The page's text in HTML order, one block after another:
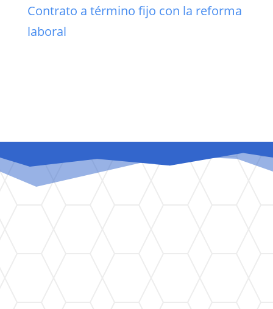
Contrato a término fijo con la reforma
laboral